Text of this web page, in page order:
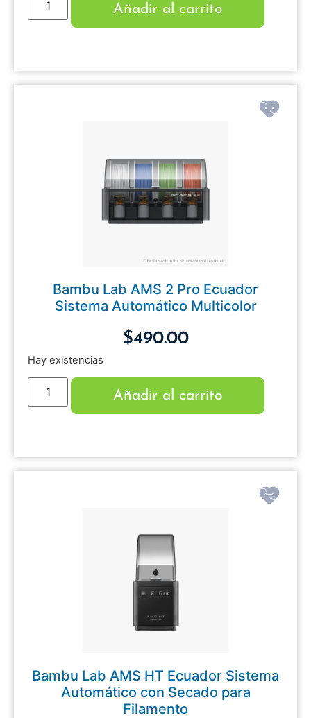
Añadir al carrito
Bambu Lab AMS 2 Pro Ecuador
Sistema Automático Multicolor
$490.00
Hay existencias
Añadir al carrito
Bambu Lab AMS HT Ecuador Sistema
Automático con Secado para
Filamento